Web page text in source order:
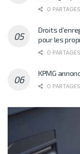
0 PARTAGES
Droits
pour les
0 PARTAGES
KPMG
0 PARTAGES